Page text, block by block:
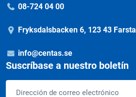
08-724 04 00
Fryksdalsbacken 6, 123 43 Farsta
info@centas.se
Suscríbase a nuestro boletín